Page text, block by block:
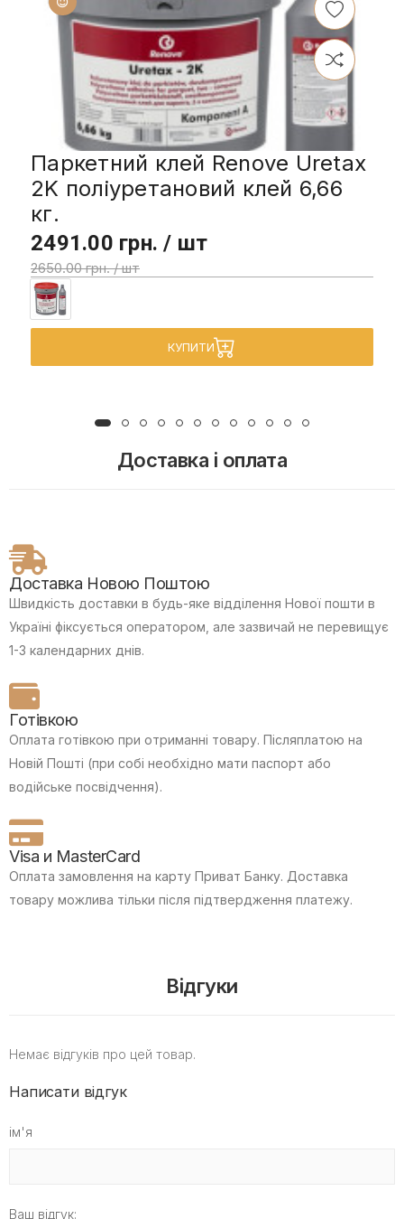
Паркетний клей Renove Uretax
2K поліуретановий клей 6,66
кг.
2491.00 грн. / шт
2650.00 грн. / шт
КУПИТИ
Доставка і оплата
Доставка Новою Поштою
Швидкість доставки в будь-яке відділення Нової пошти в
Україні фіксується оператором, але зазвичай не перевищує
1-3 календарних днів.
Готівкою
Оплата готівкою при отриманні товару. Післяплатою на
Новій Пошті (при собі необхідно мати паспорт або
водійське посвідчення).
Visa и MasterCard
Оплата замовлення на карту Приват Банку. Доставка
товару можлива тільки після підтвердження платежу.
Відгуки
Немає відгуків про цей товар.
Написати відгук
ім'я
Ваш відгук: